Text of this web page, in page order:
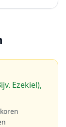
Ezekiel),